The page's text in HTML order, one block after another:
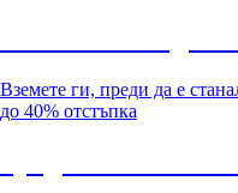
Вземете ги, преди да е
до 40% отстъпка